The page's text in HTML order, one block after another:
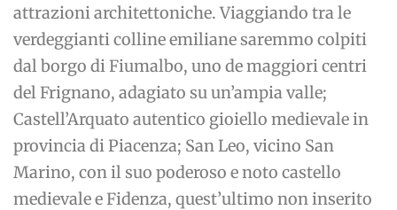
attrazioni architettoniche. Viaggiando tra le
verdeggianti colline emiliane saremmo colpiti
dal borgo di Fiumalbo, uno de maggiori centri
del Frignano, adagiato su un’ampia valle;
Castell’Arquato autentico gioiello medievale in
provincia di Piacenza; San Leo, vicino San
Marino, con il suo poderoso e noto castello
medievale e Fidenza, quest’ultimo non inserito